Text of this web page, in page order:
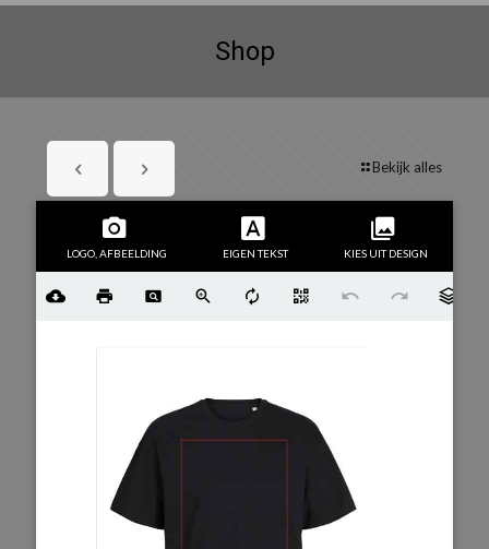
Shop
Bekijk alles
LOGO, AFBEELDING EIGEN TEKST KIES UIT DESIGN